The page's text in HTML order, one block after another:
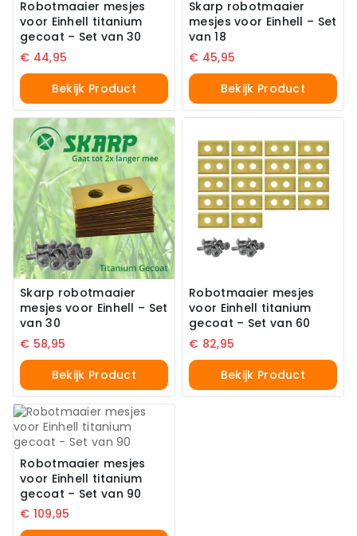
Robotmaaier mesjes
voor Einhell titanium
gecoat – Set van 30
€ 44,95
Bekijk Product
Skarp robotmaaier
mesjes voor Einhell – Set
van 18
€ 45,95
Bekijk Product
Skarp robotmaaier
mesjes voor Einhell – Set
van 30
€ 58,95
Bekijk Product
Robotmaaier mesjes
voor Einhell titanium
gecoat – Set van 60
€ 82,95
Bekijk Product
Robotmaaier mesjes
voor Einhell titanium
gecoat – Set van 90
€ 109,95